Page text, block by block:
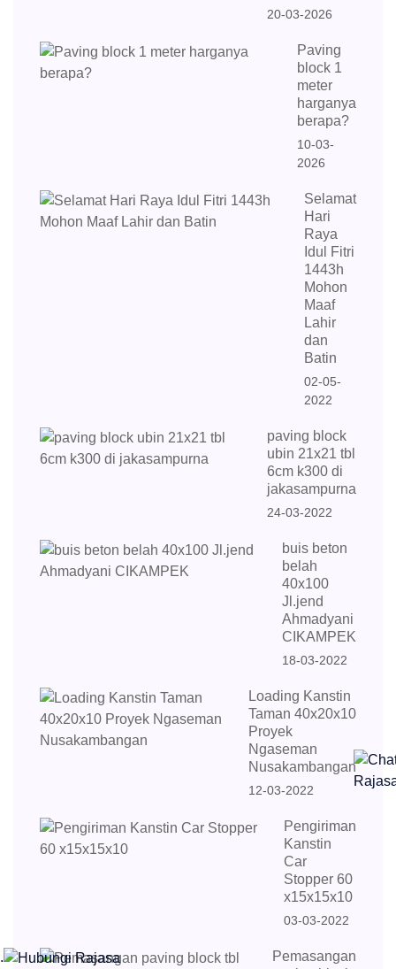
20-03-2026
Paving
block 1
meter
harganya
berapa?
10-03-
2026
Selamat
Hari
Raya
Idul Fitri
1443h
Mohon
Maaf
Lahir
dan
Batin
02-05-
2022
paving block
ubin 21x21 tbl
6cm k300 di
jakasampurna
24-03-2022
buis beton
belah
40x100
Jl.jend
Ahmadyani
CIKAMPEK
18-03-2022
Loading Kanstin
Taman 40x20x10
Proyek
Ngaseman
Nusakambangan
12-03-2022
Pengiriman
Kanstin
Car
Stopper 60
x15x15x10
03-03-2022
Pemasangan
.